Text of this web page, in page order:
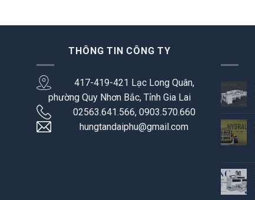
THÔNG TIN CÔNG TY
417-419-421 Lạc Long Quân,
phường Quy Nhơn Bắc, Tỉnh Gia Lai
02563.641.566, 0903.570.660
hungtandaiphu@gmail.com